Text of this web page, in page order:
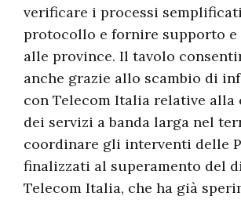
verificare i processi
protocollo e fornire supporto
alle province. Il tavolo
anche grazie allo scambio di
con Telecom Italia relative alla
dei servizi a banda larga nel
coordinare gli interventi delle
finalizzati al superamento del
Telecom Italia, che ha già